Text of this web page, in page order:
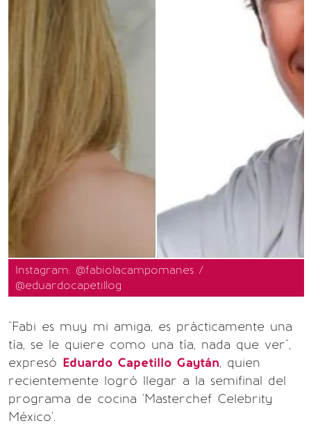
Instagram: @fabiolacampomanes /
@eduardocapetillog
"Fabi es muy mi amiga, es prácticamente una
tía, se le quiere como una tía, nada que ver",
expresó Eduardo Capetillo Gaytán, quien
recientemente logró llegar a la semifinal del
programa de cocina 'Masterchef Celebrity
México'.